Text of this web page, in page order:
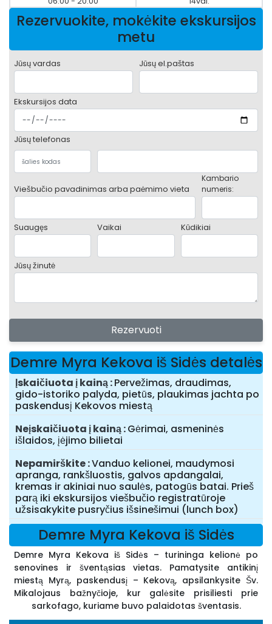
Rezervuokite, mokėkite ekskursijos
metu
Jūsų vardas Jūsų el.paštas
Ekskursijos data
Jūsų telefonas
Viešbučio pavadinimas arba paėmimo vieta
Kambario
numeris:
Suaugęs Vaikai Kūdikiai
Jūsų žinutė
Rezervuoti
Demre Myra Kekova iš Sidės detalės
Įskaičiuota į kainą Pervežimas, draudimas,
gido-istoriko palyda, pietūs, plaukimas jachta po
paskendusį Kekovos miestą
Neįskaičiuota į kainą Gėrimai, asmeninės
išlaidos, įėjimo bilietai
Nepamirškite Vanduo kelionei, maudymosi
apranga, rankšluostis, galvos apdangalai,
kremas ir akiniai nuo saulės, patogūs batai. Prieš
parą iki ekskursijos viešbučio registratūroje
užsisakykite pusryčius išsinešimui (lunch box)
Demre Myra Kekova iš Sidės
Demre Myra Kekova iš Sidės – turininga kelionė po
senovines ir šventąsias vietas. Pamatysite antikinį
miestą Myrą, paskendusį – Kekovą, apsilankysite Šv.
Mikalojaus bažnyčioje, kur galėsite prisiliesti prie
sarkofago, kuriame buvo palaidotas šventasis.